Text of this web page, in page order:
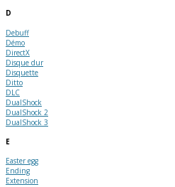
D
Debuff
Démo
DirectX
Disque dur
Disquette
Ditto
DLC
DualShock
DualShock 2
DualShock 3
E
Easter egg
Ending
Extension